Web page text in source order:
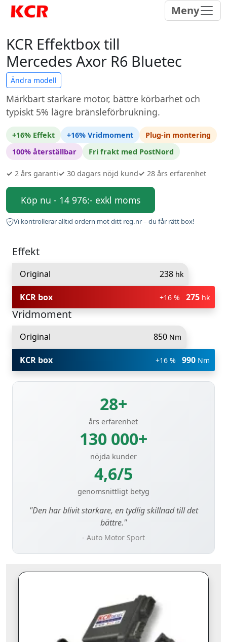
Meny
KCR Effektbox till
Mercedes Axor R6 Bluetec
Ändra modell
Märkbart starkare motor, bättre körbarhet och
typiskt 5% lägre bränsleförbrukning.
+16% Effekt +16% Vridmoment
Plug-in montering
100% återställbar
Fri frakt med PostNord
✓ 2 års garanti✓ 30 dagars nöjd kund✓ 28 års erfarenhet
Köp nu - 14 976:- exkl moms
Vi kontrollerar alltid ordern mot ditt reg.nr – du får rätt box!
Effekt
Original 238 hk
KCR box +16 % 275 hk
Vridmoment
Original 850 Nm
KCR box +16 % 990 Nm
28+
års erfarenhet
130 000+
nöjda kunder
4,6/5
genomsnittligt betyg
"Den har blivit starkare, en tydlig skillnad till det
bättre."
- Auto Motor Sport